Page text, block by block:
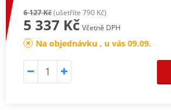
6 127 Kč(ušetříte 790 Kč)
5 337 Kč Včetně DPH
Na objednávku , u vás 09.09.